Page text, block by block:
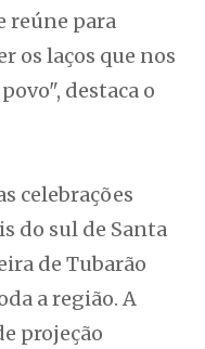
reúne para
os laços que nos
destaca o
celebrações
do sul de Santa
de Tubarão
a região. A
projeção